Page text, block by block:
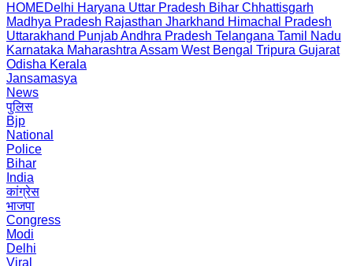
HOMEDelhi Haryana Uttar Pradesh Bihar Chhattisgarh
Madhya Pradesh Rajasthan Jharkhand Himachal Pradesh
Uttarakhand PunjabAndhra Pradesh Telangana Tamil Nadu
Karnataka Maharashtra Assam West Bengal Tripura Gujarat
Odisha Kerala
Jansamasya
News
पुलिस
Bjp
National
Police
Bihar
India
कांग्रेस
भाजपा
Congress
Modi
Delhi
Viral